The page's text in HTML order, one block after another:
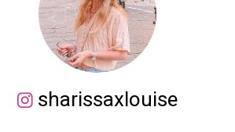
sharissaxlouise